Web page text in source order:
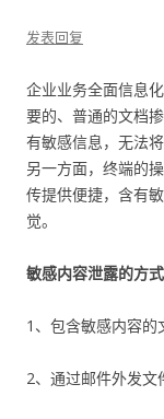
发表回复
企业业务全面信息
要的、普通的文档
有敏感信息，无法
另一方面，终端的
传提供便捷，含有
觉。
敏感内容泄露的方式
1、包含敏感内容的
2、通过邮件外发文